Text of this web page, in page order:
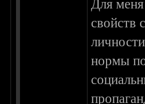
Для
свойств
нормы